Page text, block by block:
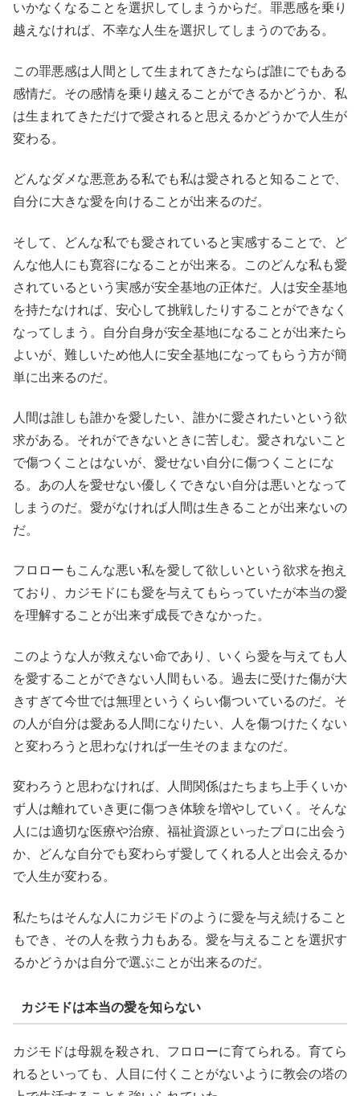
いかなくなることを選択してしまうからだ。罪悪感を乗り
越えなければ、不幸な人生を選択してしまうのである。
この罪悪感は人間として生まれてきたならば誰にでもある
感情だ。その感情を乗り越えることができるかどうか、私
は生まれてきただけで愛されると思えるかどうかで人生が
変わる。
どんなダメな悪意ある私でも私は愛されると知ることで、
自分に大きな愛を向けることが出来るのだ。
そして、どんな私でも愛されていると実感することで、ど
んな他人にも寛容になることが出来る。このどんな私も愛
されているという実感が安全基地の正体だ。人は安全基地
を持たなければ、安心して挑戦したりすることができなく
なってしまう。自分自身が安全基地になることが出来たら
よいが、難しいため他人に安全基地になってもらう方が簡
単に出来るのだ。
人間は誰しも誰かを愛したい、誰かに愛されたいという欲
求がある。それができないときに苦しむ。愛されないこと
で傷つくことはないが、愛せない自分に傷つくことにな
る。あの人を愛せない優しくできない自分は悪いとなって
しまうのだ。愛がなければ人間は生きることが出来ないの
だ。
フロローもこんな悪い私を愛して欲しいという欲求を抱え
ており、カジモドにも愛を与えてもらっていたが本当の愛
を理解することが出来ず成長できなかった。
このような人が救えない命であり、いくら愛を与えても人
を愛することができない人間もいる。過去に受けた傷が大
きすぎて今世では無理というくらい傷ついているのだ。そ
の人が自分は愛ある人間になりたい、人を傷つけたくない
と変わろうと思わなければ一生そのままなのだ。
変わろうと思わなければ、人間関係はたちまち上手くいか
ず人は離れていき更に傷つき体験を増やしていく。そんな
人には適切な医療や治療、福祉資源といったプロに出会う
か、どんな自分でも変わらず愛してくれる人と出会えるか
で人生が変わる。
私たちはそんな人にカジモドのように愛を与え続けること
もでき、その人を救う力もある。愛を与えることを選択す
るかどうかは自分で選ぶことが出来るのだ。
カジモドは本当の愛を知らない
カジモドは母親を殺され、フロローに育てられる。育てら
れるといっても、人目に付くことがないように教会の塔の